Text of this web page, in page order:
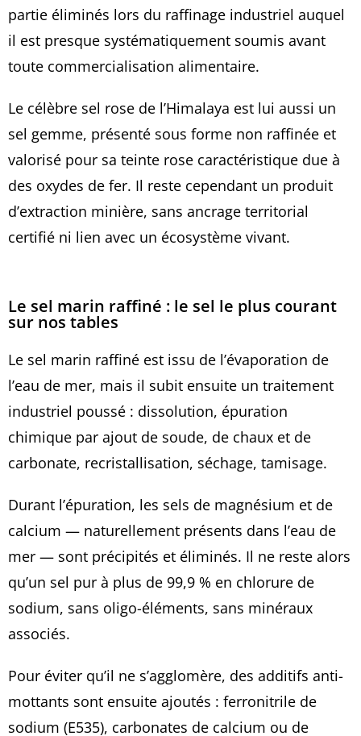
partie éliminés lors du raffinage industriel auquel
il est presque systématiquement soumis avant
toute commercialisation alimentaire.
Le célèbre sel rose de l’Himalaya est lui aussi un
sel gemme, présenté sous forme non raffinée et
valorisé pour sa teinte rose caractéristique due à
des oxydes de fer. Il reste cependant un produit
d’extraction minière, sans ancrage territorial
certifié ni lien avec un écosystème vivant.
Le sel marin raffiné : le sel le plus courant
sur nos tables
Le sel marin raffiné est issu de l’évaporation de
l’eau de mer, mais il subit ensuite un traitement
industriel poussé : dissolution, épuration
chimique par ajout de soude, de chaux et de
carbonate, recristallisation, séchage, tamisage.
Durant l’épuration, les sels de magnésium et de
calcium — naturellement présents dans l’eau de
mer — sont précipités et éliminés. Il ne reste alors
qu’un sel pur à plus de 99,9 % en chlorure de
sodium, sans oligo-éléments, sans minéraux
associés.
Pour éviter qu’il ne s’agglomère, des additifs anti-
mottants sont ensuite ajoutés : ferronitrile de
sodium (E535), carbonates de calcium ou de